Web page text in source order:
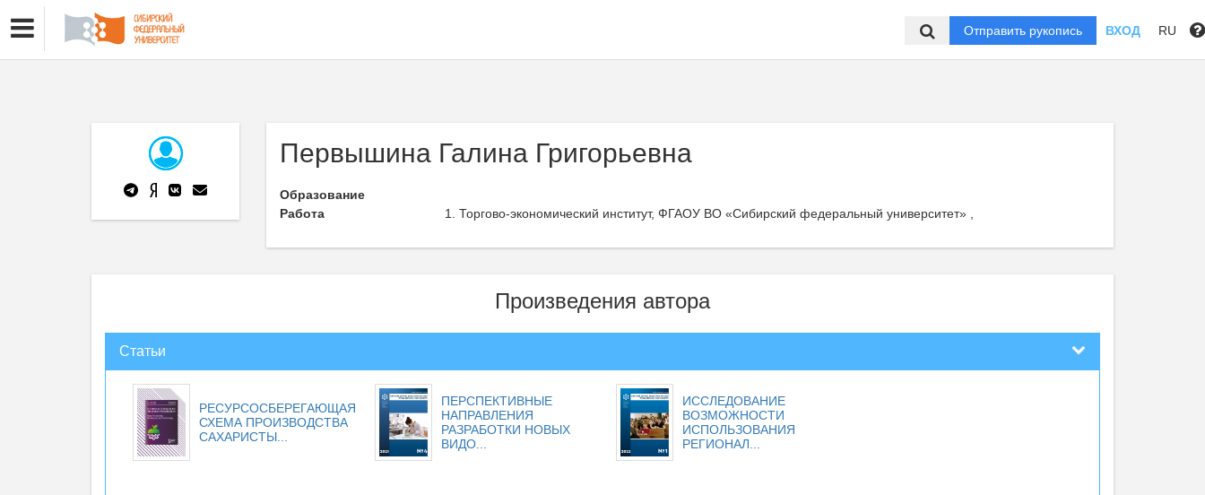
Отправить рукопись ВХОД RU
Первышина Галина Григорьевна
Образование
Работа
Торгово-экономический институт, ФГАОУ ВО «Сибирский федеральный университет» ,
Произведения автора
Статьи
РЕСУРСОСБЕРЕГАЮЩАЯ
СХЕМА ПРОИЗВОДСТВА
САХАРИСТЫ...
ПЕРСПЕКТИВНЫЕ
НАПРАВЛЕНИЯ
РАЗРАБОТКИ НОВЫХ
ВИДО...
ИССЛЕДОВАНИЕ
ВОЗМОЖНОСТИ
ИСПОЛЬЗОВАНИЯ
РЕГИОНАЛ...